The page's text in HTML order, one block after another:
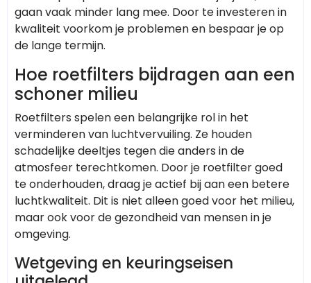
gaan vaak minder lang mee. Door te investeren in
kwaliteit voorkom je problemen en bespaar je op
de lange termijn.
Hoe roetfilters bijdragen aan een
schoner milieu
Roetfilters spelen een belangrijke rol in het
verminderen van luchtvervuiling. Ze houden
schadelijke deeltjes tegen die anders in de
atmosfeer terechtkomen. Door je roetfilter goed
te onderhouden, draag je actief bij aan een betere
luchtkwaliteit. Dit is niet alleen goed voor het milieu,
maar ook voor de gezondheid van mensen in je
omgeving.
Wetgeving en keuringseisen